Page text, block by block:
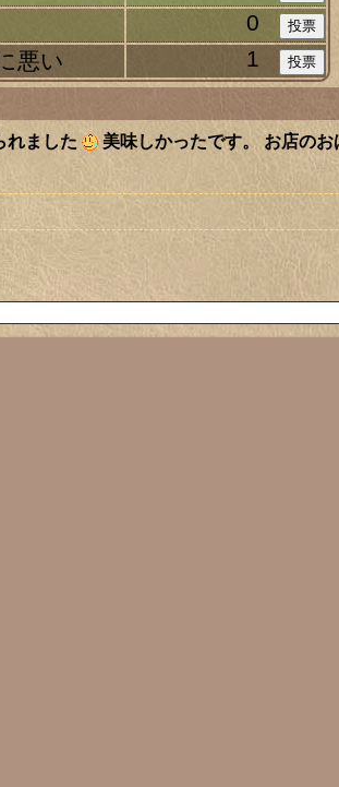
0
悪い
1
れました
美味しかったです。 お店の